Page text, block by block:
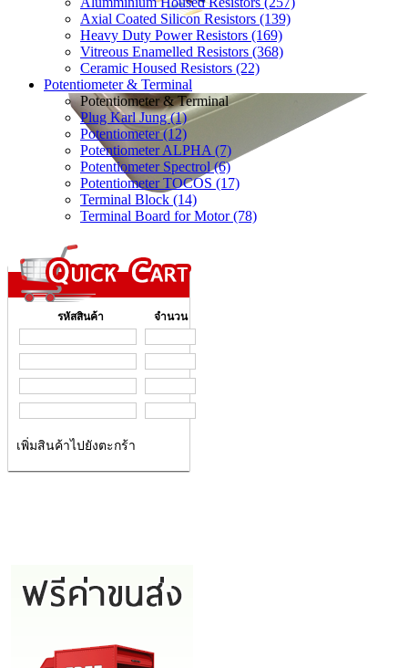
Axial Coated Silicon Resistors (139)
Heavy Duty Power Resistors (169)
Vitreous Enamelled Resistors (368)
Ceramic Housed Resistors (22)
Potentiometer & Terminal
Potentiometer & Terminal
Plug Karl Jung (1)
Potentiometer (12)
Potentiometer ALPHA (7)
Potentiometer Spectrol (6)
Potentiometer TOCOS (17)
Terminal Block (14)
Terminal Board for Motor (78)
รหัสสินค้า จำนวน
เพิ่มสินค้าไปยังตะกร้า